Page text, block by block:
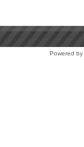
Powered by